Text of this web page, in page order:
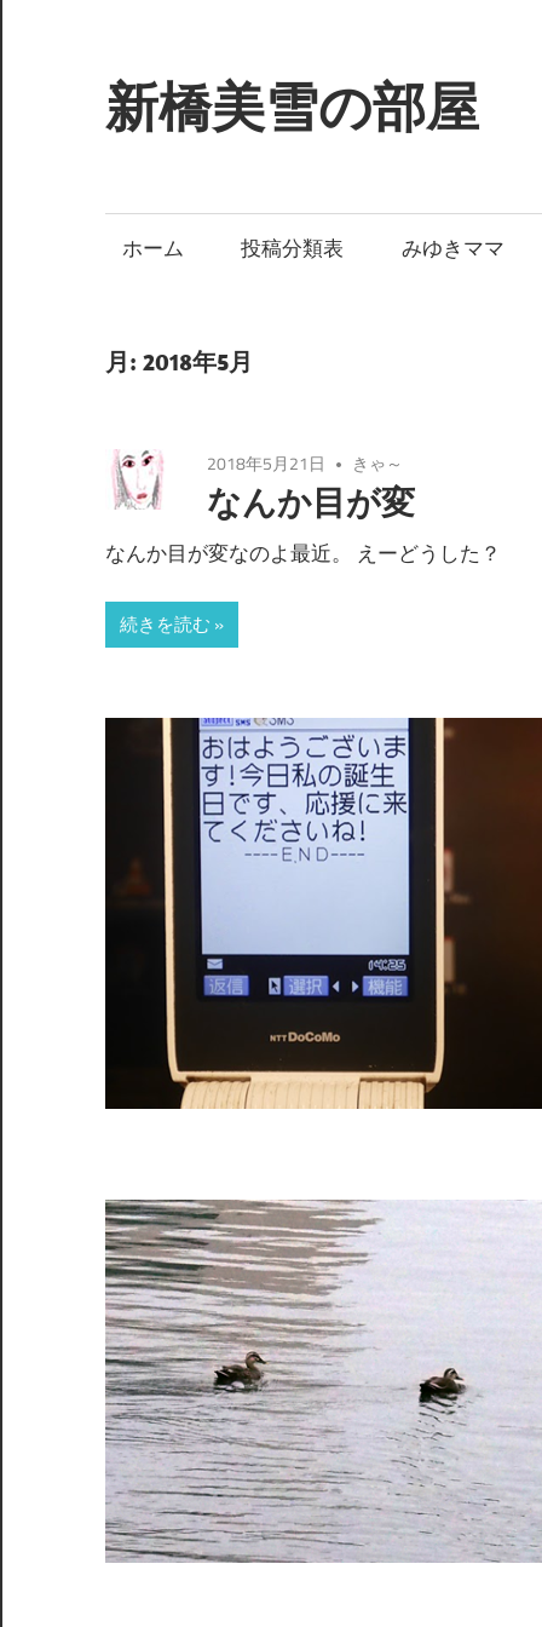
テ
ン
キ
新橋美雪の部屋
た
し
の
空
間
ホーム 投稿分類表 みゆきママ
月: 2018年5月
2018年5月21日 きゃ～
なんか目が変
なんか目が変なのよ最近。 えーどうした？
続きを読む